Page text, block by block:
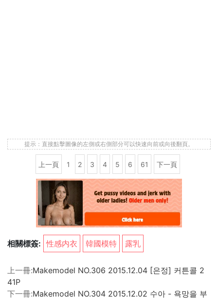
提示：直接點擊圖像的左側或右側部分可以快速向前或向後翻頁。
上一頁 1 2 3 4 5 6 61 下一頁
相關標簽: 性感内衣 韓國模特 露乳
上一冊:Makemodel NO.306 2015.12.04 [은정] 커튼콜 2
41P
下一冊:Makemodel NO.304 2015.12.02 수아 - 욕망을 부